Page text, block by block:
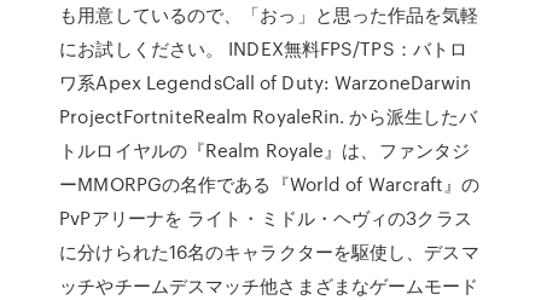
も用意しているので、「おっ」と思った作品を気軽
にお試しください。 INDEX無料FPS/TPS：バトロ
ワ系Apex LegendsCall of Duty: WarzoneDarwin
ProjectFortniteRealm RoyaleRin. から派生したバ
トルロイヤルの『Realm Royale』は、ファンタジ
ーMMORPGの名作である『World of Warcraft』の
PvPアリーナを ライト・ミドル・ヘヴィの3クラス
に分けられた16名のキャラクターを駆使し、デスマ
ッチやチームデスマッチ他さまざまなゲームモード